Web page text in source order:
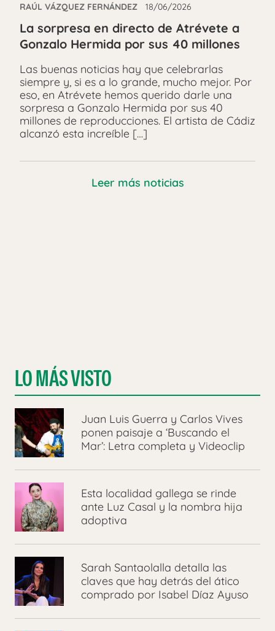
RAÚL VÁZQUEZ FERNÁNDEZ 18/06/2026
La sorpresa en directo de Atrévete a
Gonzalo Hermida por sus 40 millones
Las buenas noticias hay que celebrarlas
siempre y, si es a lo grande, mucho mejor. Por
eso, en Atrévete hemos querido darle una
sorpresa a Gonzalo Hermida por sus 40
millones de reproducciones. El artista de Cádiz
alcanzó esta increíble […]
Leer más noticias
LO MÁS VISTO
Juan Luis Guerra y Carlos Vives
ponen paisaje a ‘Buscando el
Mar’: Letra completa y Videoclip
Esta localidad gallega se rinde
ante Luz Casal y la nombra hija
adoptiva
Sarah Santaolalla detalla las
claves que hay detrás del ático
comprado por Isabel Díaz Ayuso